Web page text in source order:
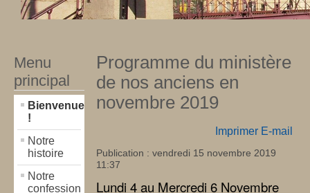
Menu
principal
Bienvenue
!
Notre
histoire
Notre
confession
Programme du ministère
de nos anciens en
novembre 2019
Imprimer E-mail
Publication : vendredi 15 novembre 2019
11:37
Lundi 4 au Mercredi 6 Novembre